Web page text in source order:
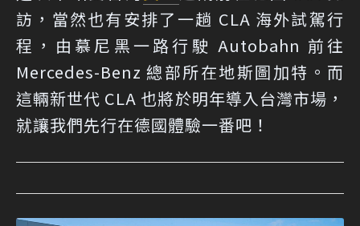
訪，當然也有安排了一趟 CLA 海外試駕行
程，由慕尼黑一路行駛 Autobahn 前往
Mercedes-Benz 總部所在地斯圖加特。而
這輛新世代 CLA 也將於明年導入台灣市場，
就讓我們先行在德國體驗一番吧！